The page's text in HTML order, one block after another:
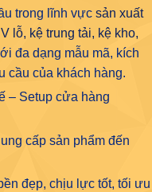
trong lĩnh vực sản xuất
lỗ, kệ trung tải, kệ kho,
đa dạng mẫu mã, kích
cầu của khách hàng.
– Setup cửa hàng
cấp sản phẩm đến
đẹp, chịu lực tốt, tối ưu